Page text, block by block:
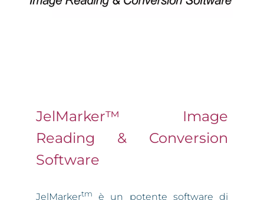
JelMarker™ Image
Reading & Conversion
Software
JelMarkertm
è un potente software di